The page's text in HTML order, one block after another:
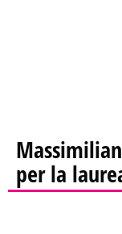
per la